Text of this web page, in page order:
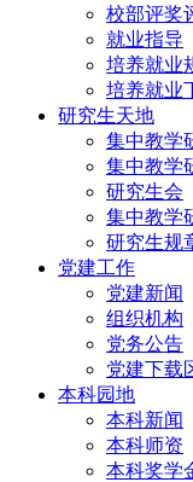
校部评奖
就业指导
培养就业
培养就业
研究生天地
集中教学
集中教学
研究生会
集中教学
研究生规
党建工作
党建新闻
组织机构
党务公告
党建下载
本科园地
本科新闻
本科师资
本科奖学